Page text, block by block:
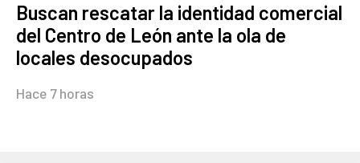
Buscan rescatar la identidad comercial
del Centro de León ante la ola de
locales desocupados
Hace 7 horas